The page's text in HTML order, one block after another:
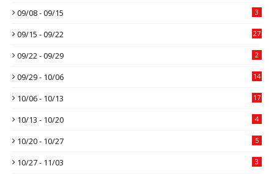
09/08 - 09/15 3
09/15 - 09/22 27
09/22 - 09/29 2
09/29 - 10/06 14
10/06 - 10/13 17
10/13 - 10/20 4
10/20 - 10/27 5
10/27 - 11/03 3